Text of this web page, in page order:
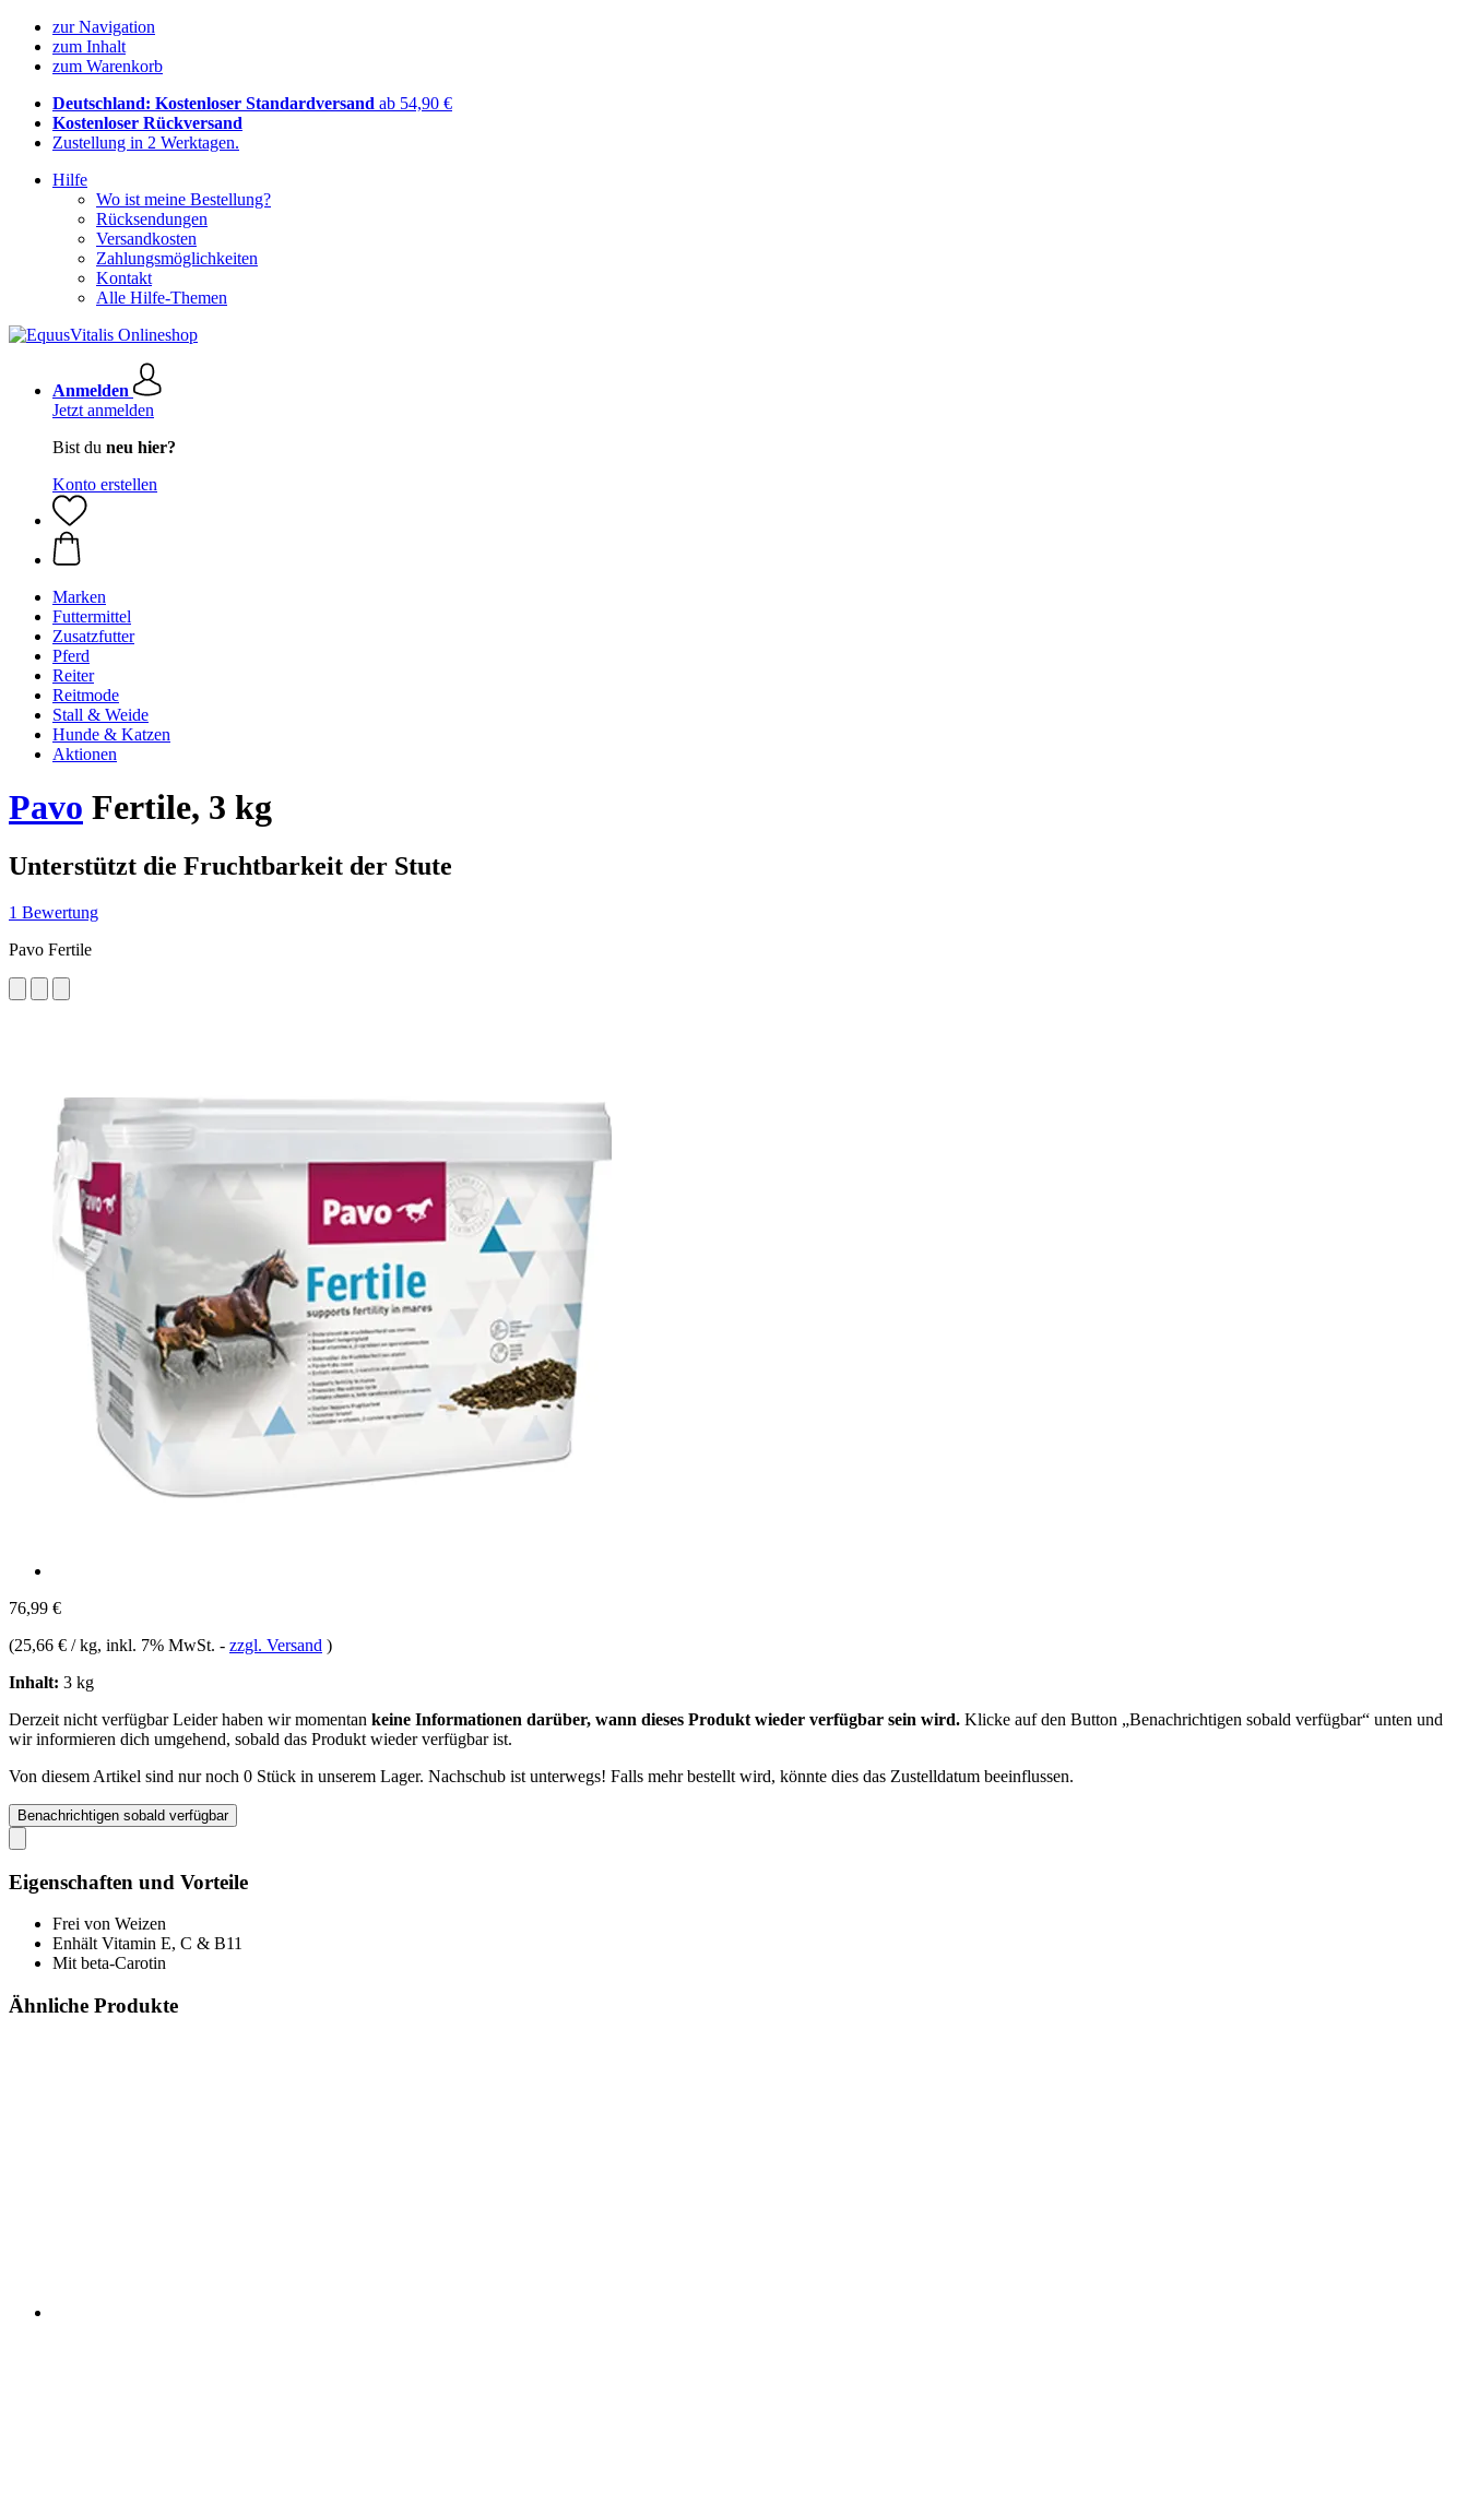
zur Navigation
zum Inhalt
zum Warenkorb
Deutschland: Kostenloser Standardversand ab 54,90 €
Kostenloser Rückversand
Zustellung in 2 Werktagen.
Hilfe
Wo ist meine Bestellung?
Rücksendungen
Versandkosten
Zahlungsmöglichkeiten
Kontakt
Alle Hilfe-Themen
Anmelden
Jetzt anmelden
Bist du neu hier?
Konto erstellen
Marken
Futtermittel
Zusatzfutter
Pferd
Reiter
Reitmode
Stall & Weide
Hunde & Katzen
Aktionen
Pavo Fertile, 3 kg
Unterstützt die Fruchtbarkeit der Stute
1 Bewertung
Pavo Fertile
76,99 €
(25,66 € / kg, inkl. 7% MwSt. - zzgl. Versand )
Inhalt: 3 kg
Derzeit nicht verfügbarLeider haben wir momentan keine Informationen darüber, wann dieses Produkt wieder verfügbar sein wird. Klicke auf den Button „Benachrichtigen sobald verfügbar“ unten und
wir informieren dich umgehend, sobald das Produkt wieder verfügbar ist.
Von diesem Artikel sind nur noch 0 Stück in unserem Lager. Nachschub ist unterwegs! Falls mehr bestellt wird, könnte dies das Zustelldatum beeinflussen.
Benachrichtigen sobald verfügbar
Eigenschaften und Vorteile
Frei von Weizen
Enhält Vitamin E, C & B11
Mit beta-Carotin
Ähnliche Produkte